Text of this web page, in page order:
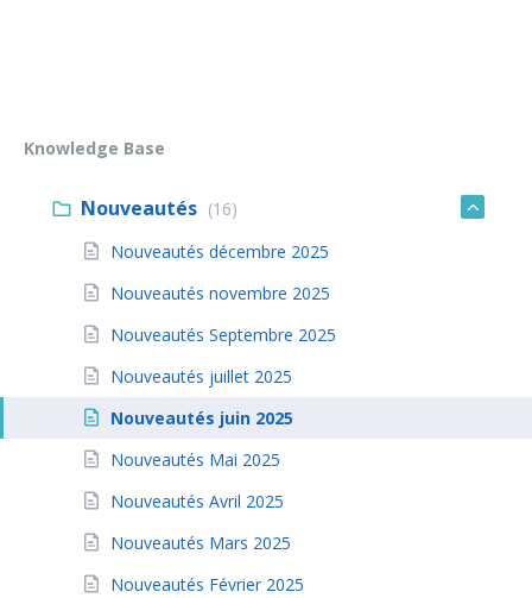
Knowledge Base
Nouveautés (16)
Nouveautés décembre 2025
Nouveautés novembre 2025
Nouveautés Septembre 2025
Nouveautés juillet 2025
Nouveautés juin 2025
Nouveautés Mai 2025
Nouveautés Avril 2025
Nouveautés Mars 2025
Nouveautés Février 2025